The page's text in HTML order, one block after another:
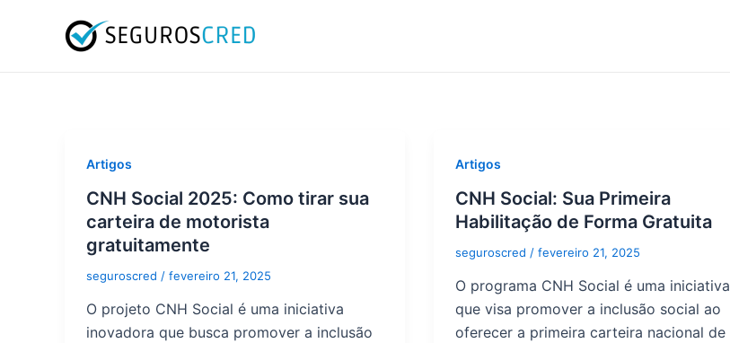
Artigos
CNH Social 2025: Como tirar sua
carteira de motorista
gratuitamente
seguroscred / fevereiro 21, 2025
O projeto CNH Social é uma iniciativa
inovadora que busca promover a inclusão
Artigos
CNH Social: Sua Primeira
Habilitação de Forma Gratuita
seguroscred / fevereiro 21, 2025
O programa CNH Social é uma iniciativa
que visa promover a inclusão social ao
oferecer a primeira carteira nacional de
de
post